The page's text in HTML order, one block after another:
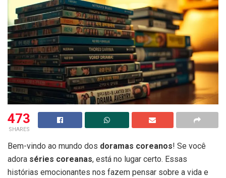
473
SHARES
Bem-vindo ao mundo dos doramas coreanos! Se você
adora séries coreanas, está no lugar certo. Essas
histórias emocionantes nos fazem pensar sobre a vida e